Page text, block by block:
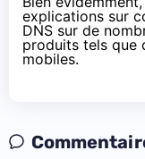
explications sur
DNS sur de
produits tels que
mobiles.